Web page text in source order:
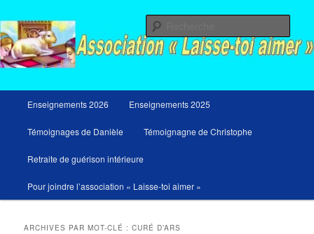
au
contenu
principal
au
contenu
secondaire
principal
Enseignements 2026 Enseignements 2025
Témoignages de Danièle Témoignagne de Christophe
Retraite de guérison intérieure
Pour joindre l’association « Laisse-toi aimer »
ARCHIVES PAR MOT-CLÉ :CURÉ D’ARS